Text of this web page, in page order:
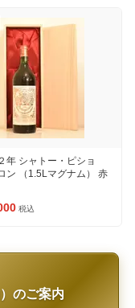
年 シャトー・ピショ
ン （1.5Lマグナム） 赤
税込
のご案内